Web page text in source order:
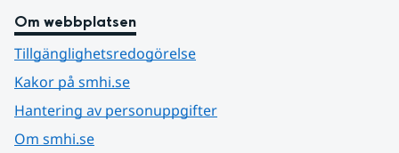
Om webbplatsen
Tillgänglighetsredogörelse
Kakor på smhi.se
Hantering av personuppgifter
Om smhi.se